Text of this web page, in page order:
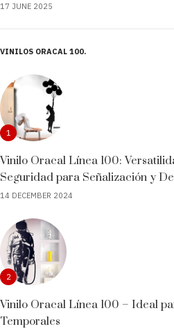
17 JUNE 2025
VINILOS ORACAL 100
1
Vinilo Oracal Línea 100:
Seguridad para Señalización y
14 DECEMBER 2024
2
Vinilo Oracal Línea 100 – Ideal
Temporales